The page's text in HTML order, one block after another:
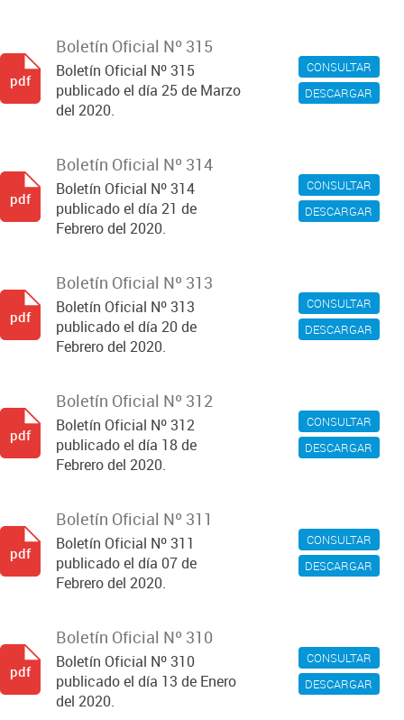
CONSULTAR
DESCARGAR
Boletín Oficial Nº 315
Boletín Oficial Nº 315
publicado el día 25 de Marzo
del 2020.
pdf
CONSULTAR
DESCARGAR
Boletín Oficial Nº 314
Boletín Oficial Nº 314
publicado el día 21 de
Febrero del 2020.
pdf
CONSULTAR
DESCARGAR
Boletín Oficial Nº 313
Boletín Oficial Nº 313
publicado el día 20 de
Febrero del 2020.
pdf
CONSULTAR
DESCARGAR
Boletín Oficial Nº 312
Boletín Oficial Nº 312
publicado el día 18 de
Febrero del 2020.
pdf
CONSULTAR
DESCARGAR
Boletín Oficial Nº 311
Boletín Oficial Nº 311
publicado el día 07 de
Febrero del 2020.
pdf
CONSULTAR
DESCARGAR
Boletín Oficial Nº 310
Boletín Oficial Nº 310
publicado el día 13 de Enero
del 2020.
pdf